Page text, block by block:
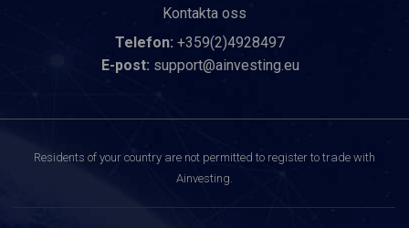
Kontakta oss
Telefon: +359(2)4928497
E-post: support@ainvesting.eu
Residents of your country are not permitted to register to trade with
Ainvesting.